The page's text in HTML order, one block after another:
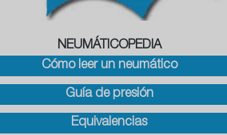
NEUMÁTICOPEDIA
Cómo leer un neumático
Guía de presión
Equivalencias